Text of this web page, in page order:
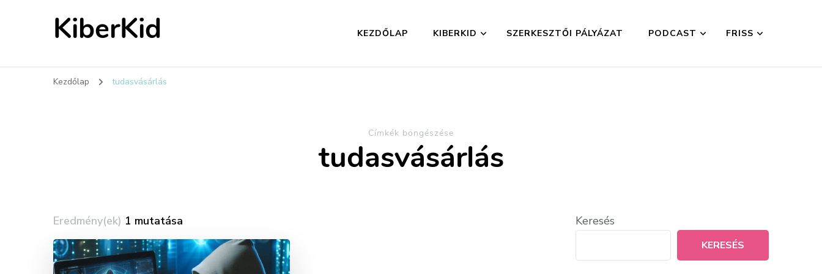
KiberKid KEZDŐLAP KIBERKID SZERKESZTŐI PÁLYÁZAT PODCAST FRISS
Kezdőlap tudasvásárlás
Címkék böngészése
tudasvásárlás
Eredmény(ek) 1 mutatása Keresés
KERESÉS